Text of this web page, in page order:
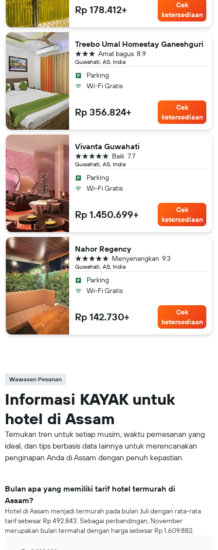
Rp 178.412+
Cek
ketersediaan
Treebo Umal Homestay Ganeshguri
Guwahati, AS, India
8.9
Amat bagus
bintang 3
Parking
Wi-Fi Gratis
Rp 356.824+
Cek
ketersediaan
Vivanta Guwahati
Guwahati, AS, India
7.7
Baik
bintang 5
Parking
Wi-Fi Gratis
Rp 1.450.699+
Cek
ketersediaan
Nahor Regency
Guwahati, AS, India
9.3
Menyenangkan
bintang 5
Parking
Wi-Fi Gratis
Rp 142.730+
Cek
ketersediaan
Wawasan Pesanan
Informasi KAYAK untuk
hotel di Assam
Temukan tren untuk setiap musim, waktu pemesanan yang
ideal, dan tips berbasis data lainnya untuk merencanakan
penginapan Anda di Assam dengan penuh kepastian.
Bulan apa yang memiliki tarif hotel termurah di
Assam?
Hotel di Assam menjadi termurah pada bulan Juli dengan rata-rata
tarif sebesar Rp 492.843. Sebagai perbandingan, November
merupakan bulan termahal dengan harga sebesar Rp 1.609.882.